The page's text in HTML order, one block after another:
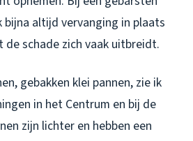
bijna altijd vervanging in plaats
schade zich vaak uitbreidt.
gebakken klei pannen, zie ik
in het Centrum en bij de
zijn lichter en hebben een